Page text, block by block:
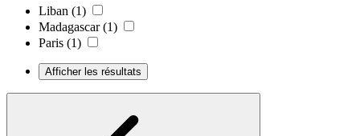
Liban (1)
Madagascar (1)
Paris (1)
Afficher les résultats